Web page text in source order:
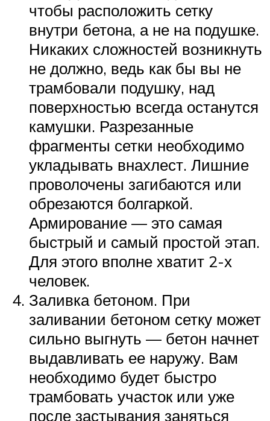
чтобы расположить сетку
внутри бетона, а не на подушке.
Никаких сложностей возникнуть
не должно, ведь как бы вы не
трамбовали подушку, над
поверхностью всегда останутся
камушки. Разрезанные
фрагменты сетки необходимо
укладывать внахлест. Лишние
проволочены загибаются или
обрезаются болгаркой.
Армирование — это самая
быстрый и самый простой этап.
Для этого вполне хватит 2-х
человек.
Заливка бетоном. При
заливании бетоном сетку может
сильно выгнуть — бетон начнет
выдавливать ее наружу. Вам
необходимо будет быстро
трамбовать участок или уже
после застывания заняться